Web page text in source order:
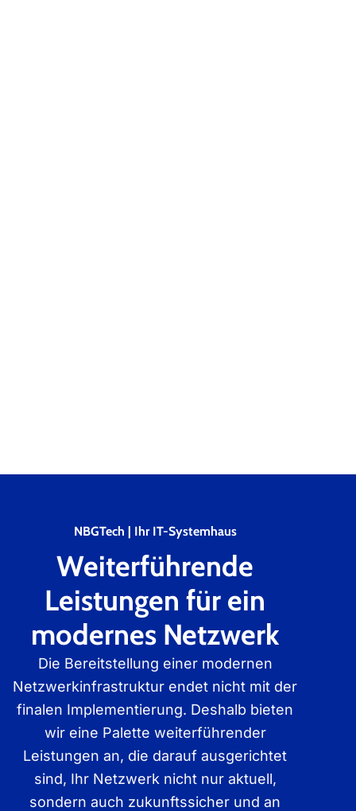
NBGTech | Ihr IT-Systemhaus
Weiterführende
Leistungen für ein
modernes Netzwerk
Die Bereitstellung einer modernen
Netzwerkinfrastruktur endet nicht mit der
finalen Implementierung. Deshalb bieten
wir eine Palette weiterführender
Leistungen an, die darauf ausgerichtet
sind, Ihr Netzwerk nicht nur aktuell,
sondern auch zukunftssicher und an